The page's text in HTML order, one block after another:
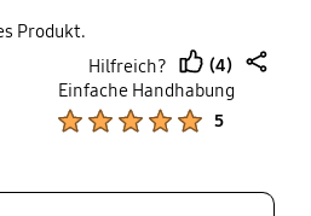
wäre mir ein einfaches
Jedoch kann man
Fazit: Sehr gutes
ich jedem
der ein kleines Kochfeld
Qualität legt.
Produkt.
Hilfreich?
thumb
up
(4)
Einfache Handhabung
5